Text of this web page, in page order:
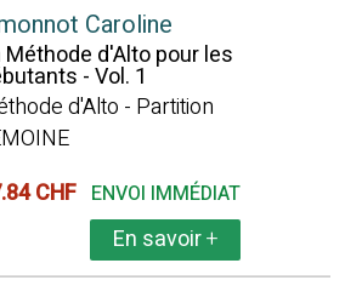
Caroline
Méthode d'Alto pour les
- Vol. 1
d'Alto - Partition
CHF ENVOI IMMÉDIAT
En savoir+